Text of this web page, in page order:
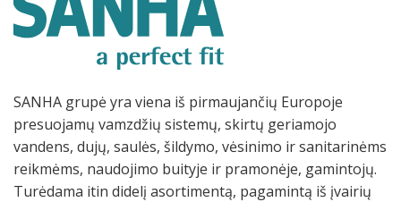
SANHA grupė yra viena iš pirmaujančių Europoje
presuojamų vamzdžių sistemų, skirtų geriamojo
vandens, dujų, saulės, šildymo, vėsinimo ir sanitarinėms
reikmėms, naudojimo buityje ir pramonėje, gamintojų.
Turėdama itin didelį asortimentą, pagamintą iš įvairių